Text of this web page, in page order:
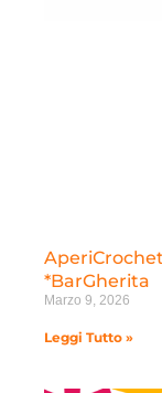
*BarGherita
Marzo 9, 2026
Leggi Tutto »